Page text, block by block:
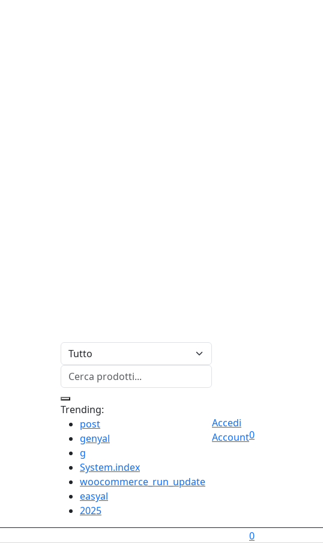
Trending:
post
genyal
g
System.index
woocommerce_run_update
easyal
2025
Accedi
Account0
0